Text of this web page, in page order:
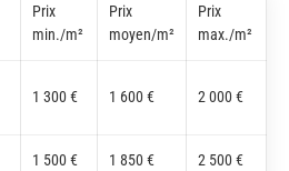
Prix
min./m²
Prix
moyen/m²
Prix
max./m²
1 300 € 1 600 € 2 000 €
1 500 € 1 850 € 2 500 €